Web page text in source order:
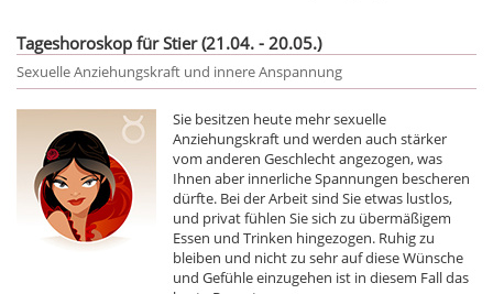
Tageshoroskop für Stier (21.04. - 20.05.)
Sexuelle Anziehungskraft und innere Anspannung
Sie besitzen heute mehr sexuelle
Anziehungskraft und werden auch stärker
vom anderen Geschlecht angezogen, was
Ihnen aber innerliche Spannungen bescheren
dürfte. Bei der Arbeit sind Sie etwas lustlos,
und privat fühlen Sie sich zu übermäßigem
Essen und Trinken hingezogen. Ruhig zu
bleiben und nicht zu sehr auf diese Wünsche
und Gefühle einzugehen ist in diesem Fall das